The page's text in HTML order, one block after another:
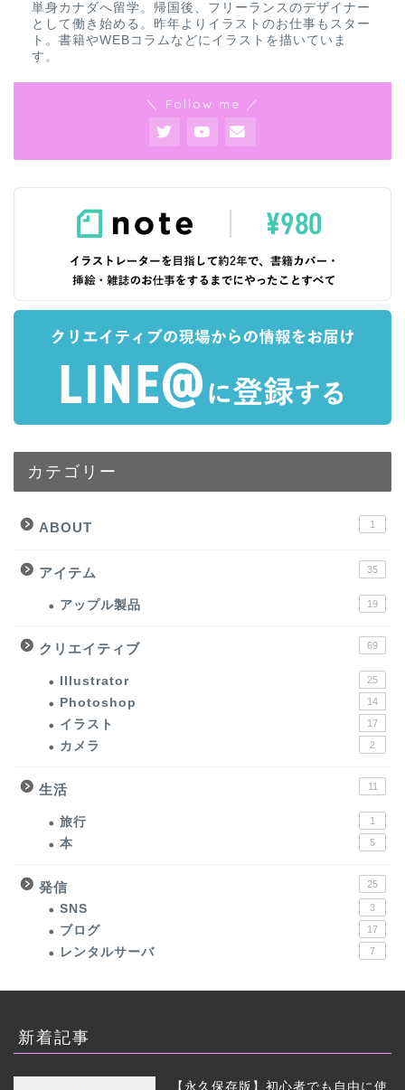
単身カナダへ留学。帰国後、フリーランスのデザイナー
として働き始める。昨年よりイラストのお仕事もスター
ト。書籍やWEBコラムなどにイラストを描いていま
す。
＼ Follow me ／
カテゴリー
ABOUT 1
アイテム 35
アップル製品 19
クリエイティブ 69
Illustrator 25
Photoshop 14
イラスト 17
カメラ 2
生活 11
旅行 1
本 5
発信 25
SNS 3
ブログ 17
レンタルサーバ 7
新着記事
【永久保存版】初心者でも自由に使